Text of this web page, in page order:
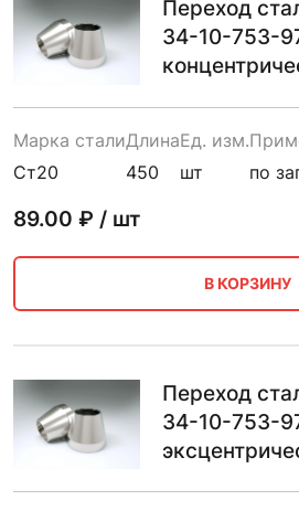
Переход
34-10-753-
Марка стали
Ст20
Длина
450
Ед. изм.
шт
по
89.00 ₽ / шт
В КОРЗИНУ
Переход
34-10-753-